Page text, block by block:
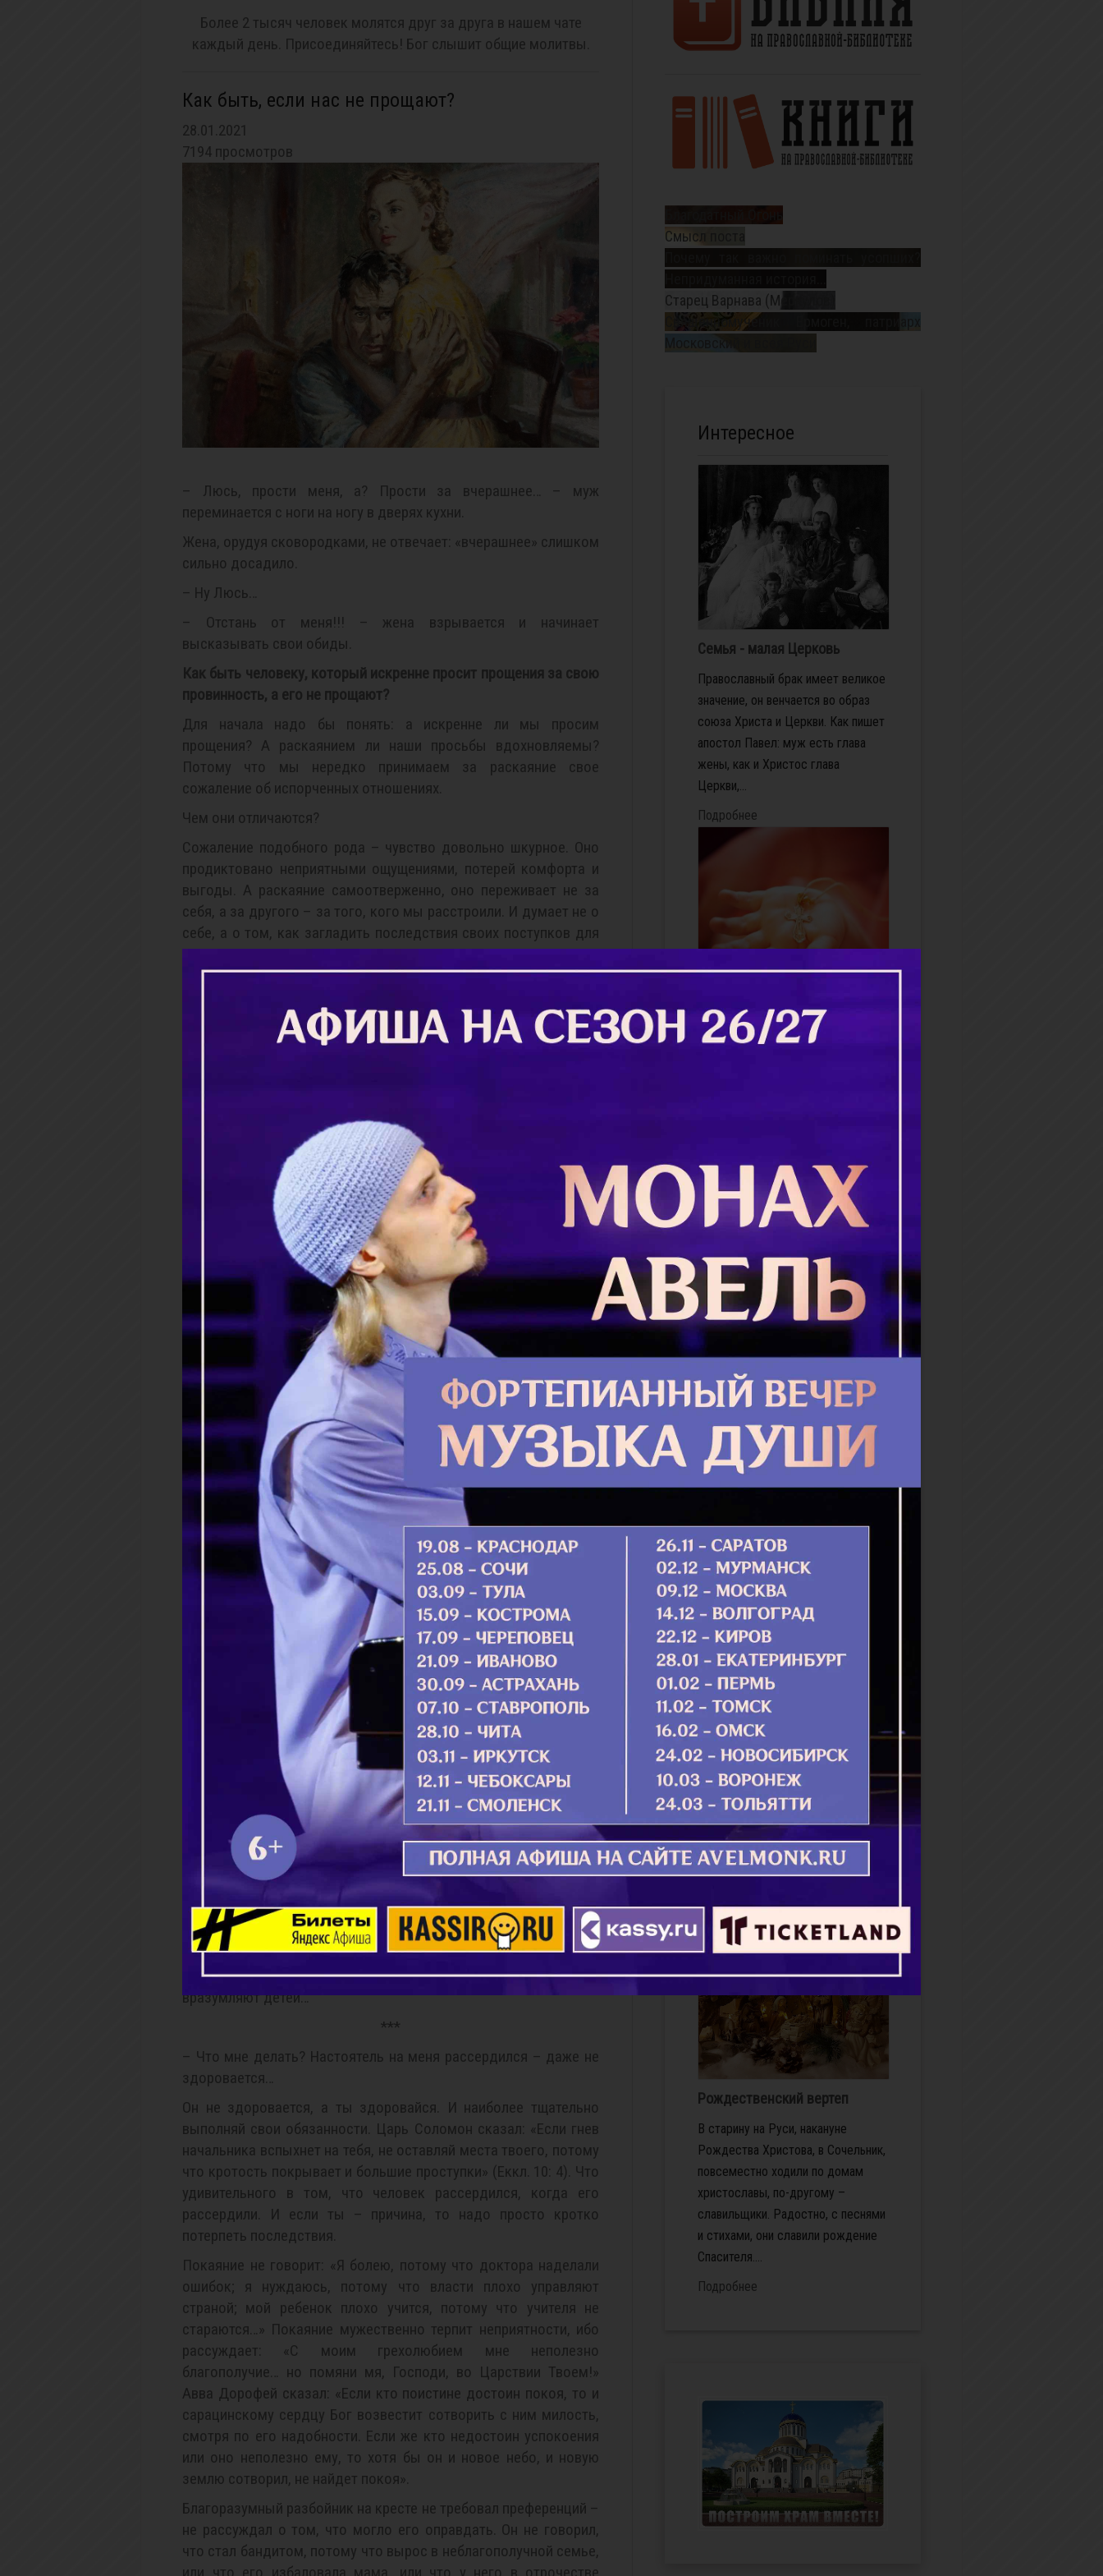
Более 2 тысяч человек молятся друг за друга в нашем чате
каждый день. Присоединяйтесь! Бог слышит общие молитвы.
Как быть, если нас не прощают?
28.01.2021
7194 просмотров
– Люсь, прости меня, а? Прости за вчерашнее… – муж
переминается с ноги на ногу в дверях кухни.
Жена, орудуя сковородками, не отвечает: «вчерашнее» слишком
сильно досадило.
– Ну Люсь…
– Отстань от меня!!! – жена взрывается и начинает
высказывать свои обиды.
Как быть человеку, который искренне просит прощения за свою
провинность, а его не прощают?
Для начала надо бы понять: а искренне ли мы просим
прощения? А раскаянием ли наши просьбы вдохновляемы?
Потому что мы нередко принимаем за раскаяние свое
сожаление об испорченных отношениях.
Чем они отличаются?
Сожаление подобного рода – чувство довольно шкурное. Оно
продиктовано неприятными ощущениями, потерей комфорта и
выгоды. А раскаяние самоотверженно, оно переживает не за
себя, а за другого – за того, кого мы расстроили. И думает не о
себе, а о том, как загладить последствия своих поступков для
другого.
В любой пропорции. Как в любом человеке есть и образ Божий с
его способностью на святое самоотвержение, но есть и
греховное повреждение, увлекающее нас к самолюбию. Редко
Как определить в самом себе, чем по преимуществу мы
движимы и что, соответственно, нам говорить на исповеди?
Покаяние отличается готовностью потерпеть за свой грех.
Раскаяние в причиненной другим людям неприятности
выражается в готовности смирно терпеть их неприязнь, их
претензии и недостатки. Говорят же, что самая полезная вещь в
хозяйстве – это виноватый муж. И жена, побив машину, на
редкость снисходительно начинает смотреть на слабости
А как быть, если мы понимаем, что движимы по преимуществу
эгоизмом, но скорбим об этом и желаем исправления?
Есть святоотеческое понятие любомудрия. Оно означает, что в
человеке хоть и нет еще добродетели любви, но он понуждает
себя поступать так, как она диктует. Собственно, это относится
и к любой другой добродетели, и к покаянию тоже.
Поэтому в приведенном выше примере супругу надо с
сокрушенным видом выслушать все неудовольствия жены, а
потом начать делать что-то полезное для семьи и просто
терпеть то, что жена долго еще будет фырчать и дуться. Это
своего рода епитимья за провинность. Если он не захочет ее
понести, значит, в нем вообще нет раскаяния за содеянное.
Конечно, провинность провинности рознь, и виновный
виновному рознь, оттого и епитимьи бывают разными. Иному
человеку они вовсе не нужны. Но именно ситуация, когда
человек вовсе ничего не хочет потерпеть за грех, сигнализируют
о том, что тут без епитимьи – никуда.
Наказание нужно в том числе там, где быстрое прощение не
идет на пользу. Где человек уже не в первый раз закатил
скандал, наговорил гадостей, подвел, испортил, навредил… а
потом требует себе прощения. Раньше просил, а теперь требует!
– Ну прости меня, зая/котик. Прости. Ну что ты дуешься,
дорогая/дорогой? Прости… Мне, что, теперь неделю перед
тобой на коленях ползать?!!
Поползай. Раз урок прежде не усваивался за час, то, может
быть, на усвоение нужна именно неделя? Или месяц? Может
быть, твои колени связаны с головой гораздо теснее, чем тебе
казалось? Связана же с ней та часть тела, по которой
вразумляют детей…
***
– Что мне делать? Настоятель на меня рассердился – даже не
здоровается…
Он не здоровается, а ты здоровайся. И наиболее тщательно
выполняй свои обязанности. Царь Соломон сказал: «Если гнев
начальника вспыхнет на тебя, не оставляй места твоего, потому
что кротость покрывает и большие проступки» (Еккл. 10: 4). Что
удивительного в том, что человек рассердился, когда его
рассердили. И если ты – причина, то надо просто кротко
потерпеть последствия.
Покаяние не говорит: «Я болею, потому что доктора наделали
ошибок; я нуждаюсь, потому что власти плохо управляют
страной; мой ребенок плохо учится, потому что учителя не
стараются…» Покаяние мужественно терпит неприятности, ибо
рассуждает: «С моим грехолюбием мне неполезно
благополучие… но помяни мя, Господи, во Царствии Твоем!»
Авва Дорофей сказал: «Если кто поистине достоин покоя, то и
сарацинскому сердцу Бог возвестит сотворить с ним милость,
смотря по его надобности. Если же кто недостоин успокоения
или оно неполезно ему, то хотя бы он и новое небо, и новую
землю сотворил, не найдет покоя».
Благоразумный разбойник на кресте не требовал преференций –
не рассуждал о том, что могло его оправдать. Он не говорил,
что стал бандитом, потому что вырос в неблагополучной семье,
Смысл поста
Старец Варнава (Меркулов)
Священномученик Ермоген, патриарх
Интересное
Семья - малая Церковь
Православный брак имеет великое
значение, он венчается во образ
союза Христа и Церкви. Как пишет
апостол Павел: муж есть глава
жены, как и Христос глава
Церкви,...
Подробнее
«Отец мой дорогой! Спасибо
тебе за моего папу!»
Подробнее
Детская молитва
Хорошо, когда вся семья вместе
читает молитвенное правило.
Правда, сделать это удается
далеко не всегда. Но даже иногда,
читая утренние и вечерние
Подробнее
"Никогда не пей!"
Я знал одну благочестивую семью:
мужа, жену и дочь-девушку.
Случилось так, что муж вернулся
домой сильно нетрезвый в канун
Рождества. Огорченная жена и
дочь уложили его...
Подробнее
Рождественский вертеп
В старину на Руси, накануне
Рождества Христова, в Cочельник,
повсеместно ходили по домам
христославы, по-другому –
славильщики. Радостно, с песнями
и стихами, они славили рождение
Спасителя....
Подробнее